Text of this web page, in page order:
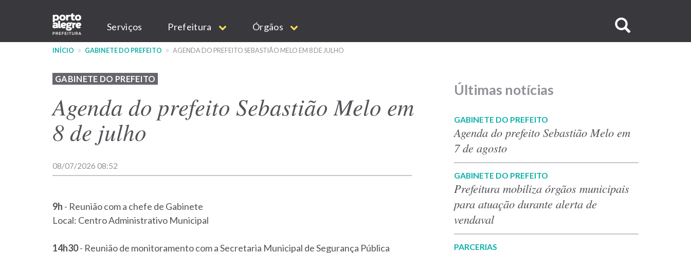
conteúdo
Main
navigation
Serviços Prefeitura Órgãos
no
INÍCIO GABINETE DO PREFEITO AGENDA DO PREFEITO SEBASTIÃO MELO EM 8 DE JULHO
GABINETE DO PREFEITO
Agenda do prefeito Sebastião Melo em
8 de julho
08/07/2026 08:52
9h - Reunião com a chefe de Gabinete
Local: Centro Administrativo Municipal
14h30- Reunião de monitoramento com a Secretaria Municipal de Segurança Pública
Últimas notícias
GABINETE DO PREFEITO
Agenda do prefeito Sebastião Melo em
7 de agosto
GABINETE DO PREFEITO
Prefeitura mobiliza órgãos municipais
para atuação durante alerta de
vendaval
PARCERIAS